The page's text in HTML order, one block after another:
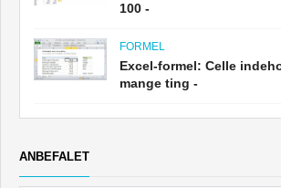
100 -
FORMEL
Excel-formel: Celle
mange ting -
ANBEFALET